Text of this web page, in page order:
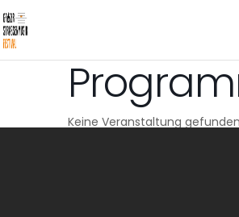
Keine Veranstaltung gefunden